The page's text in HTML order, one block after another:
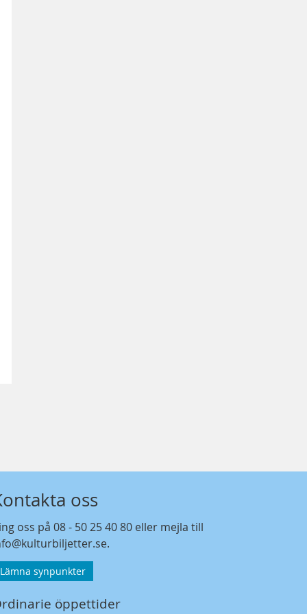
oss
oss på08 - 50 25 40 80 eller mejla till
.
Lämna synpunkter
öppettider